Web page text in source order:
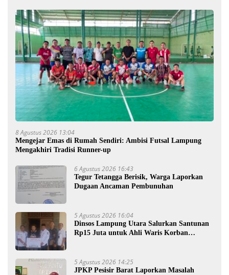
8 Agustus 2026 13:04
Mengejar Emas di Rumah Sendiri: Ambisi Futsal Lampung
Mengakhiri Tradisi Runner-up
6 Agustus 2026 16:43
Tegur Tetangga Berisik, Warga Laporkan
Dugaan Ancaman Pembunuhan
5 Agustus 2026 16:04
Dinsos Lampung Utara Salurkan Santunan
Rp15 Juta untuk Ahli Waris Korban
5 Agustus 2026 14:25
JPKP Pesisir Barat Laporkan Masalah